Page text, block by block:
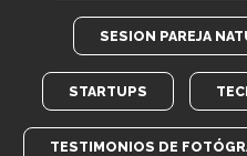
SESION PAREJA
STARTUPS
TESTIMONIOS DE